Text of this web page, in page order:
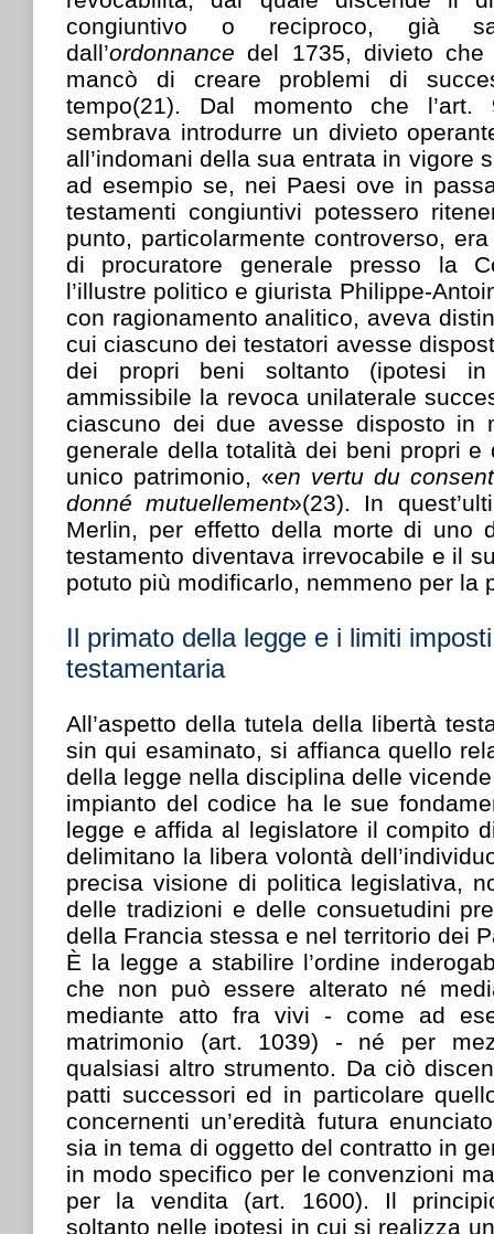
congiuntivo o reciproco, già
dall’ordonnancedel 1735, divieto
mancò di creare problemi di
tempo(21). Dal momento che
sembrava introdurre un divieto
all’indomani della sua entrata in vigore
ad esempio se, nei Paesi ove in
testamenti congiuntivi potessero
punto, particolarmente controverso,
di procuratore generale presso la
l’illustre politico e giurista Philippe-
con ragionamento analitico, aveva
cui ciascuno dei testatori avesse
dei propri beni soltanto (ipotesi
ammissibile la revoca unilaterale
ciascuno dei due avesse disposto in
generale della totalità dei beni propri e
unico patrimonio, «en vertu du
donné mutuellement»(23). In
Merlin, per effetto della morte di uno
testamento diventava irrevocabile e il
potuto più modificarlo, nemmeno per la
Il primato della legge e i limiti
testamentaria
All’aspetto della tutela della libertà
sin qui esaminato, si affianca quello
della legge nella disciplina delle
impianto del codice ha le sue
legge e affida al legislatore il compito
delimitano la libera volontà
precisa visione di politica legislativa,
delle tradizioni e delle consuetudini
della Francia stessa e nel territorio dei
È la legge a stabilire l’ordine
che non può essere alterato né
mediante atto fra vivi - come ad
matrimonio (art. 1039) - né per
qualsiasi altro strumento. Da ciò
patti successori ed in particolare
concernenti un’eredità futura
sia in tema di oggetto del contratto in
in modo specifico per le convenzioni
per la vendita (art. 1600). Il
soltanto nelle ipotesi in cui si realizza